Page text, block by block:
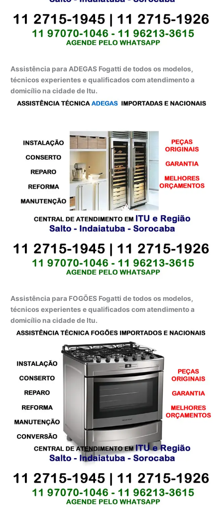
Assistência para ADEGAS Fogatti de todos os modelos,
técnicos experientes e qualificados com atendimento a
domicílio na cidade de Itu.
Assistência para FOGÕES Fogatti de todos os modelos,
técnicos experientes e qualificados com atendimento a
domicílio na cidade de Itu.